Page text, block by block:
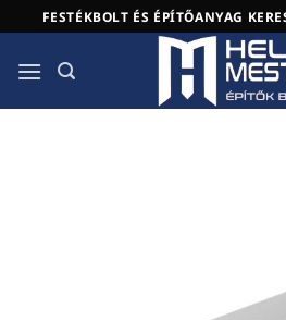
to
content
FESTÉKBOLT ÉS ÉPÍTŐANYAG